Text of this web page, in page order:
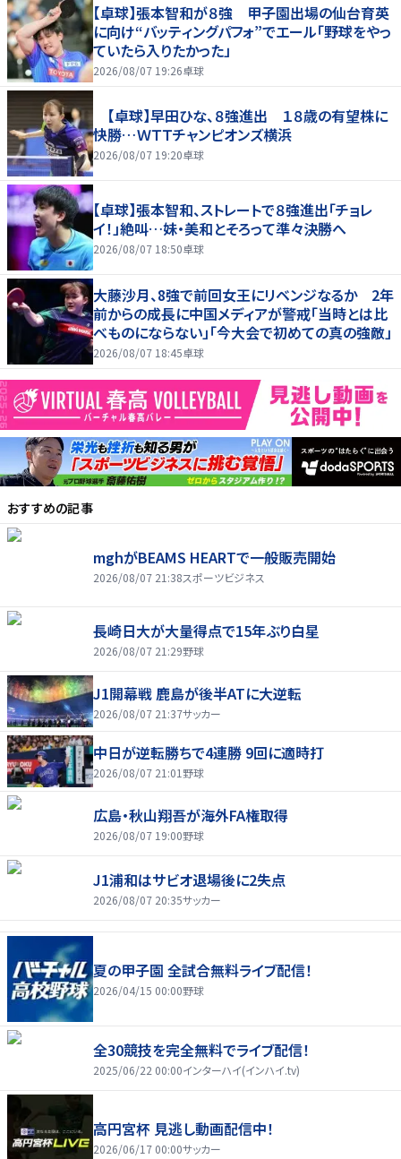
【卓球】張本智和が８強 甲子園出場の仙台育英
に向け“バッティングパフォ”でエール「野球をやっ
ていたら入りたかった」
2026/08/07 19:26卓球
【卓球】早田ひな、８強進出 １８歳の有望株に
快勝…ＷＴＴチャンピオンズ横浜
2026/08/07 19:20卓球
【卓球】張本智和、ストレートで８強進出「チョレ
イ！」絶叫…妹・美和とそろって準々決勝へ
2026/08/07 18:50卓球
大藤沙月、8強で前回女王にリベンジなるか 2年
前からの成長に中国メディアが警戒「当時とは比
べものにならない」「今大会で初めての真の強敵」
2026/08/07 18:45卓球
おすすめの記事
mghがBEAMS HEARTで一般販売開始
2026/08/07 21:38スポーツビジネス
長崎日大が大量得点で15年ぶり白星
2026/08/07 21:29野球
J1開幕戦 鹿島が後半ATに大逆転
2026/08/07 21:37サッカー
中日が逆転勝ちで4連勝 9回に適時打
2026/08/07 21:01 野球
広島・秋山翔吾が海外FA権取得
2026/08/07 19:00野球
J1浦和はサビオ退場後に2失点
2026/08/07 20:35サッカー
夏の甲子園 全試合無料ライブ配信！
2026/04/15 00:00野球
全30競技を完全無料でライブ配信！
2025/06/22 00:00インターハイ(インハイ.tv)
高円宮杯 見逃し動画配信中！
2026/06/17 00:00サッカー